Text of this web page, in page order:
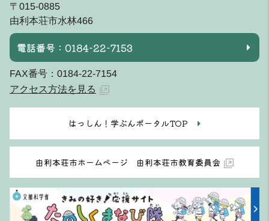
〒015-0885
由利本荘市水林466
電話番号：0184-22-7153
FAX番号：0184-22-7154
アクセス方法を見る
はっしん！学ぶんポータルTOP
由利本荘市ホームページ 由利本荘市教育委員会